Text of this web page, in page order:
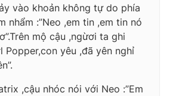
vào khoản không tự do phía
nhẩm :”Neo ,em tin ,em tin nó
mộ cậu ,ngừơi ta ghi
Popper,con yêu ,đã yên nghỉ
,cậu nhóc nói với Neo :”Em